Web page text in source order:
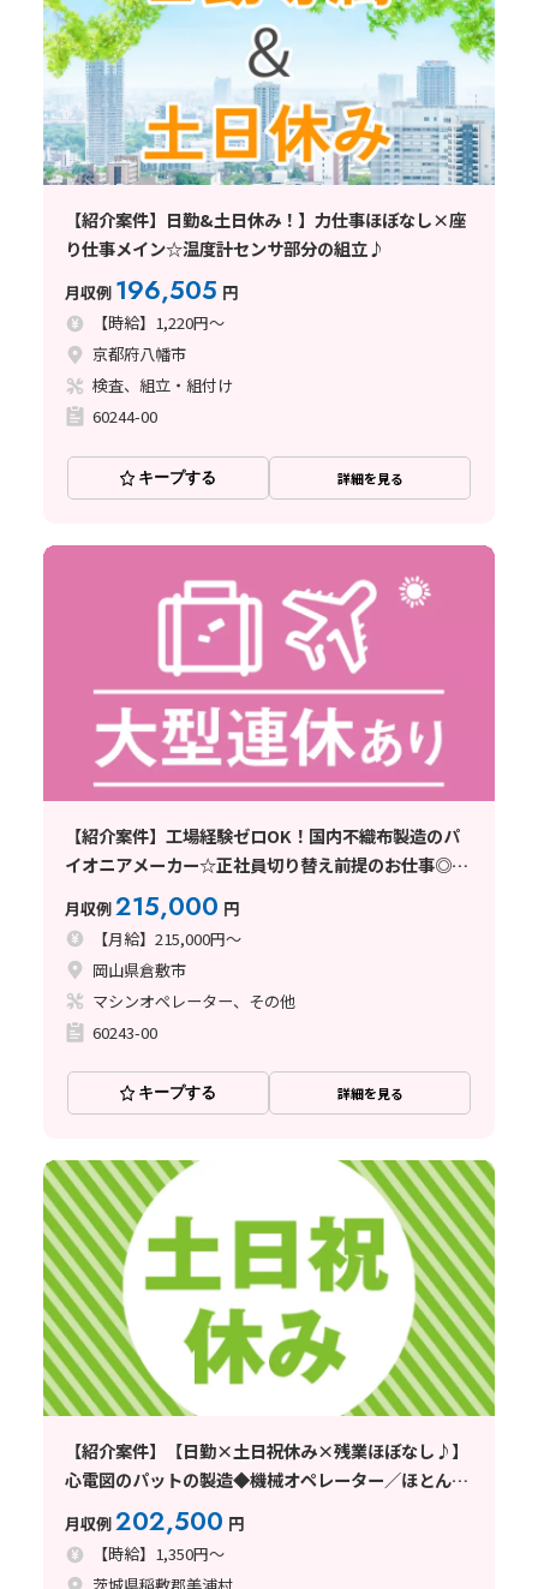
【紹介案件】日勤&土日休み！】力仕事ほぼなし×座
り仕事メイン☆温度計センサ部分の組立♪
月収例 196,505 円
【時給】1,220円～
京都府八幡市
検査、組立・組付け
60244-00
キープする 詳細を見る
【紹介案件】工場経験ゼロOK！国内不織布製造のパ
イオニアメーカー☆正社員切り替え前提のお仕事◎綿
の投入など♪
月収例215,000 円
【月給】215,000円～
岡山県倉敷市
マシンオペレーター、その他
60243-00
キープする 詳細を見る
【紹介案件】【日勤×土日祝休み×残業ほぼなし♪】
心電図のパットの製造◆機械オペレーター／ほとんど
の方が未経験スタート
月収例202,500 円
【時給】1,350円～